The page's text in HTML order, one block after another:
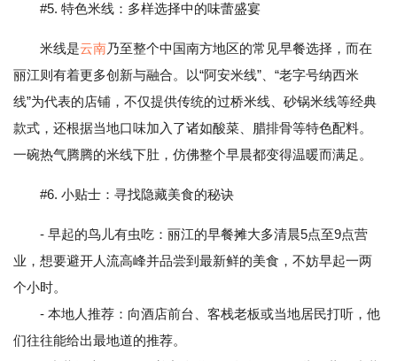
#5. 特色米线：多样选择中的味蕾盛宴
米线是云南乃至整个中国南方地区的常见早餐选择，而在
丽江则有着更多创新与融合。以“阿安米线”、“老字号纳西米
线”为代表的店铺，不仅提供传统的过桥米线、砂锅米线等经典
款式，还根据当地口味加入了诸如酸菜、腊排骨等特色配料。
一碗热气腾腾的米线下肚，仿佛整个早晨都变得温暖而满足。
#6. 小贴士：寻找隐藏美食的秘诀
- 早起的鸟儿有虫吃：丽江的早餐摊大多清晨5点至9点营
业，想要避开人流高峰并品尝到最新鲜的美食，不妨早起一两
个小时。
- 本地人推荐：向酒店前台、客栈老板或当地居民打听，他
们往往能给出最地道的推荐。